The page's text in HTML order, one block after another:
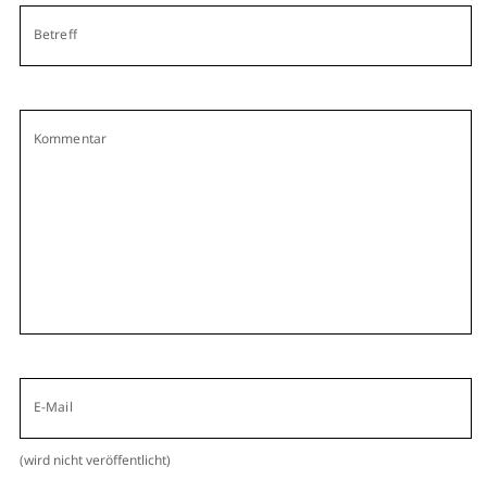
Betreff
Kommentar
E-Mail
(wird nicht veröffentlicht)